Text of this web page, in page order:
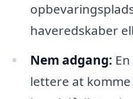
haveredskaber
Nem adgang:
lettere at